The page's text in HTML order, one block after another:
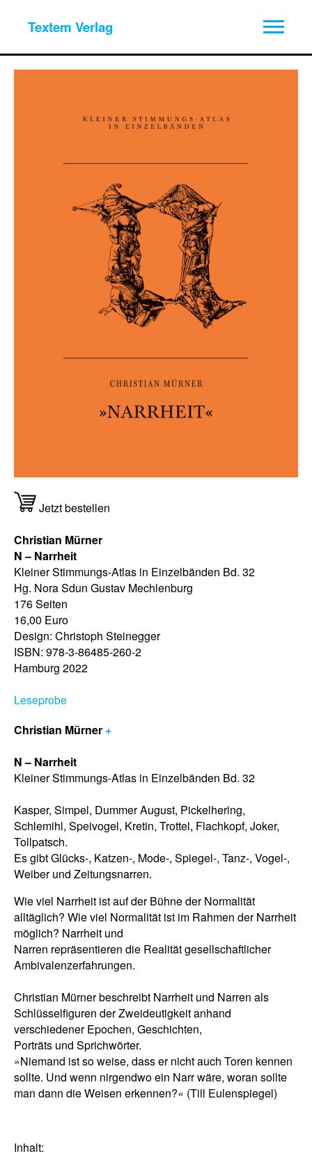
Textem Verlag
Christian Mürner +
N – Narrheit
Kleiner Stimmungs-Atlas in Einzelbänden Bd. 32
Kasper, Simpel, Dummer August, Pickelhering,
Schlemihl, Speivogel, Kretin, Trottel, Flachkopf, Joker,
Tollpatsch.
Es gibt Glücks-, Katzen-, Mode-, Spiegel-, Tanz-, Vogel-,
Weiber und Zeitungsnarren.
Wie viel Narrheit ist auf der Bühne der Normalität
alltäglich? Wie viel Normalität ist im Rahmen der Narrheit
möglich? Narrheit und
Narren repräsentieren die Realität gesellschaftlicher
Ambivalenzerfahrungen.
Christian Mürner beschreibt Narrheit und Narren als
Schlüsselfiguren der Zweideutigkeit anhand
verschiedener Epochen, Geschichten,
Porträts und Sprichwörter.
»Niemand ist so weise, dass er nicht auch Toren kennen
sollte. Und wenn nirgendwo ein Narr wäre, woran sollte
man dann die Weisen erkennen?« (Till Eulenspiegel)
Inhalt:
Jetzt bestellen
Christian Mürner
N – Narrheit
Kleiner Stimmungs-Atlas in Einzelbänden Bd. 32
Hg. Nora Sdun Gustav Mechlenburg
176 Seiten
16,00 Euro
Design: Christoph Steinegger
ISBN: 978-3-86485-260-2
Hamburg 2022
Leseprobe